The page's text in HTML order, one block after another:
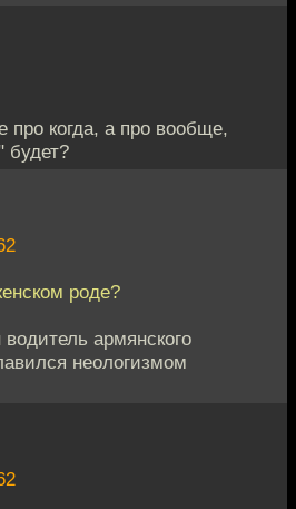
когда, а про вообще,
будет?
роде?
армянского
неологизмом